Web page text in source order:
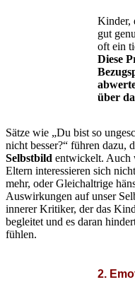
Kinder,
gut
oft ein
Diese
über
Sätze wie „Du bist so
nicht besser?“ führen dazu,
Selbstbild entwickelt. Auch
Eltern interessieren sich
mehr, oder Gleichaltrige
Auswirkungen auf unser
innerer Kritiker, der das
begleitet und es daran
fühlen.
2.